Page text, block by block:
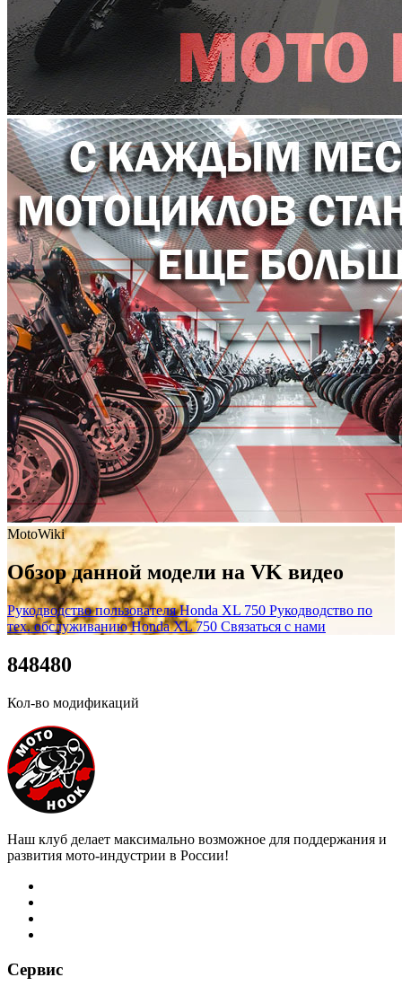
MotoWiki
Обзор данной модели на VK видео
Рукодводство пользователя Honda XL 750 Рукодводство по
тех. обслуживанию Honda XL 750 Связаться с нами
848480
Кол-во модификаций
Наш клуб делает максимально возможное для поддержания и
развития мото-индустрии в России!
Сервис